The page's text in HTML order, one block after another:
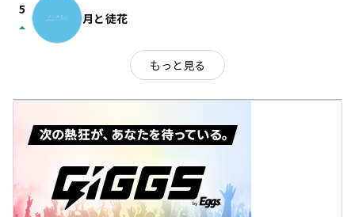
5
arrow_drop_up 月と徒花
もっと見る